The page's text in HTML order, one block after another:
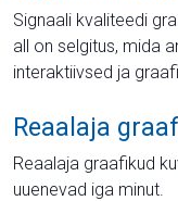
Signaali kvaliteedi
all on selgitus, mida
interaktiivsed ja
Reaalaja
Reaalaja graafikud
uuenevad iga minut.